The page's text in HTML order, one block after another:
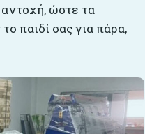
ώστε τα
παιδί σας για πάρα,